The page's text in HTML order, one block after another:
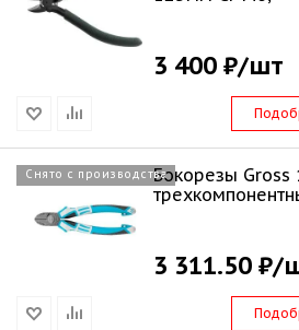
3 400 ₽/шт
Снято с производстваБокорезы
3 311.50 ₽/